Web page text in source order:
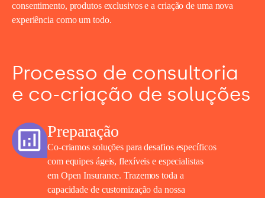
consentimento, produtos exclusivos e a criação de uma nova
experiência como um todo.
Processo de consultoria
e co-criação de soluções
Preparação
Co-criamos soluções para desafios específicos
com equipes ágeis, flexíveis e especialistas
em Open Insurance. Trazemos toda a
capacidade de customização da nossa